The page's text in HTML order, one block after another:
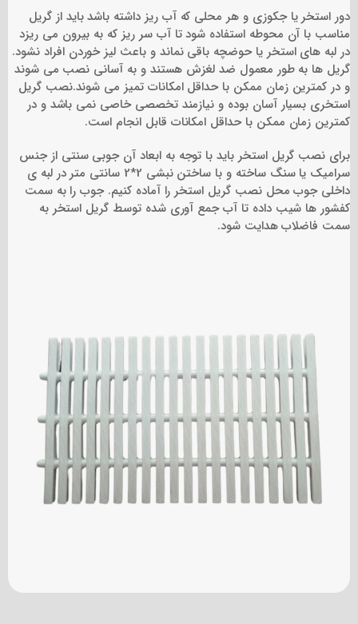
دور استخر یا جکوزی و هر محلی که آب ریز داشته باشد باید از گریل
مناسب با آن محوطه استفاده شود تا آب سر ریز که به بیرون می ریزد
در لبه های استخر یا حوضچه باقی نماند و باعث لیز خوردن افراد نشود.
گریل ها به‌ طور معمول ضد لغزش هستند و به آسانی نصب می شوند
و در کمترین زمان ممکن با حداقل امکانات تمیز می شوند.نصب گریل
استخری بسیار آسان بوده و نیازمند تخصصی خاصی نمی باشد و در
کمترین زمان ممکن با حداقل امکانات قابل انجام است.
برای نصب گریل استخر باید با توجه به ابعاد آن جوبی سنتی از جنس
سرامیک یا سنگ ساخته و با ساختن نبشی 2*2 سانتی متر در لبه ی
داخلی جوب محل نصب گریل استخر را آماده کنیم. جوب را به سمت
کفشور ها شیب داده تا آب جمع آوری شده توسط گریل استخر به
سمت فاضلاب هدایت شود.